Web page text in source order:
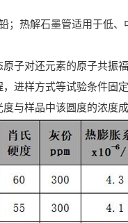
热解石墨管适用于低、
对还元素的原子共振
进样方式等试验条件固
与样品中该圆度的浓度成